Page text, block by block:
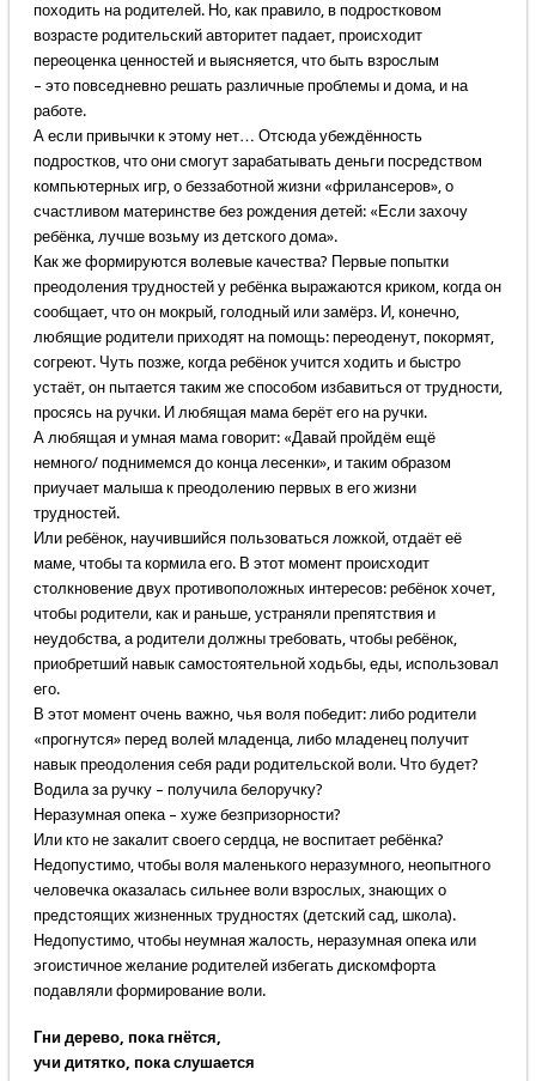
походить на родителей. Но, как правило, в подростковом
возрасте родительский авторитет падает, происходит
переоценка ценностей и выясняется, что быть взрослым
– это повседневно решать различные проблемы и дома, и на
работе.
А если привычки к этому нет… Отсюда убеждённость
подростков, что они смогут зарабатывать деньги посредством
компьютерных игр, о беззаботной жизни «фрилансеров», о
счастливом материнстве без рождения детей: «Если захочу
ребёнка, лучше возьму из детского дома».
Как же формируются волевые качества? Первые попытки
преодоления трудностей у ребёнка выражаются криком, когда он
сообщает, что он мокрый, голодный или замёрз. И, конечно,
любящие родители приходят на помощь: переоденут, покормят,
согреют. Чуть позже, когда ребёнок учится ходить и быстро
устаёт, он пытается таким же способом избавиться от трудности,
просясь на ручки. И любящая мама берёт его на ручки.
А любящая и умная мама говорит: «Давай пройдём ещё
немного/ поднимемся до конца лесенки», и таким образом
приучает малыша к преодолению первых в его жизни
трудностей.
Или ребёнок, научившийся пользоваться ложкой, отдаёт её
маме, чтобы та кормила его. В этот момент происходит
столкновение двух противоположных интересов: ребёнок хочет,
чтобы родители, как и раньше, устраняли препятствия и
неудобства, а родители должны требовать, чтобы ребёнок,
приобретший навык самостоятельной ходьбы, еды, использовал
его.
В этот момент очень важно, чья воля победит: либо родители
«прогнутся» перед волей младенца, либо младенец получит
навык преодоления себя ради родительской воли. Что будет?
Водила за ручку – получила белоручку?
Неразумная опека – хуже безпризорности?
Или кто не закалит своего сердца, не воспитает ребёнка?
Недопустимо, чтобы воля маленького неразумного, неопытного
человечка оказалась сильнее воли взрослых, знающих о
предстоящих жизненных трудностях (детский сад, школа).
Недопустимо, чтобы неумная жалость, неразумная опека или
эгоистичное желание родителей избегать дискомфорта
подавляли формирование воли.
Гни дерево, пока гнётся,
учи дитятко, пока слушается